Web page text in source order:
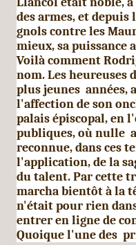
des armes, et depuis
gnols contre les
mieux, sa puissance
Voilà comment
nom. Les heureuses
plus jeunes années,
l'affection de son
palais épiscopal, en
publiques, où nulle
reconnue, dans ces
l'application, de la
du talent. Par cette
marcha bien­tôt à la
n'était pour rien
entrer en ligne de
Quoique l'une des